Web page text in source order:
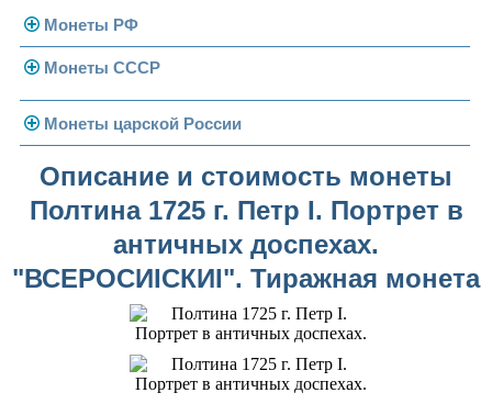
Монеты РФ
Современная Россия
Монеты 1991-1993 гг.
Монеты СССР
Погодовка СССР
Монеты 1958 года
Золотые червонцы
Памятные и юбилейные
Монеты царской России
Николай II (1894-1917)
Золото
Для Финляндии
Александр III (1881-1894)
Для Финляндии
Александр II (1855-1881)
Николай I (1825-1855)
Александр I (1801-1825)
Павел I (1796-1801)
Описание и стоимость монеты
Полтина 1725 г. Петр I. Портрет в
античных доспехах.
"ВСЕРОСИICКИI". Тиражная монета